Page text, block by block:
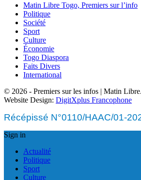
Matin Libre Togo, Premiers sur l’info
Politique
Société
Sport
Culture
Économie
Togo Diaspora
Faits Divers
International
© 2026 - Premiers sur les infos | Matin
Website Design: DigitXplus Francophone
Récépissé N°0110/HAAC/01-
Sign in
Actualité
Politique
Sport
Culture